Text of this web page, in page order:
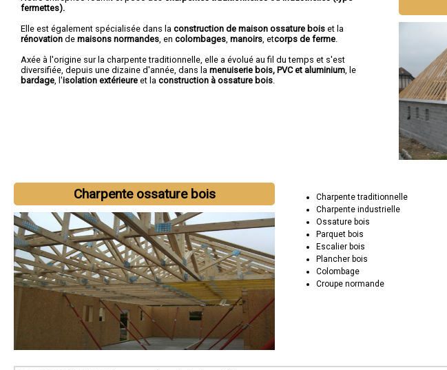
fermettes).
Elle est également spécialisée dans la construction de maison ossature bois et la
rénovation de maisons normandes, en colombages, manoirs, etcorps de ferme.
Axée à l'origine sur la charpente traditionnelle, elle a évolué au fil du temps et s'est
diversifiée, depuis une dizaine d'année, dans la menuiserie bois, PVC et aluminium, le
bardage, l'isolation extérieure et la construction à ossature bois.
Charpente ossature bois
Charpente traditionnelle
Charpente industrielle
Ossature bois
Parquet bois
Escalier bois
Plancher bois
Colombage
Croupe normande